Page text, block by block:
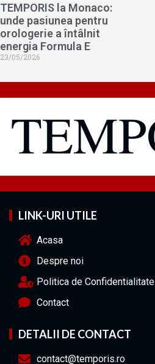
TEMPORIS la Monaco:
unde pasiunea pentru
orologerie a întâlnit
energia Formula E
23/05/2026
LINK-URI UTILE
Acasa
Despre noi
Politica de Confidentialitate
Contact
DETALII DE CONTACT
contact@temporis.ro